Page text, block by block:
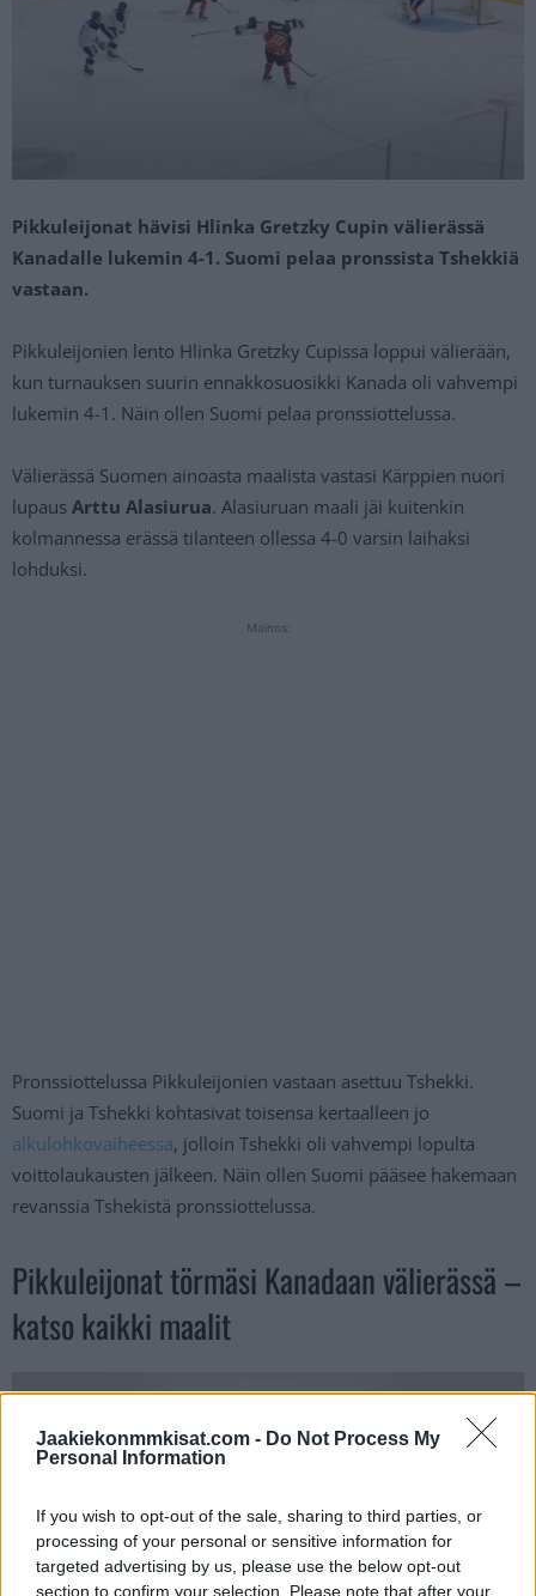
Jaakiekonmmkisat.com - Do Not Process My
Personal Information
If you wish to opt-out of the sale, sharing to third parties, or
processing of your personal or sensitive information for
targeted advertising by us, please use the below opt-out
section to confirm your selection. Please note that after your
Pikkuleijonat hävisi Hlinka Gretzky Cupin välierässä
Kanadalle lukemin 4-1. Suomi pelaa pronssista Tshekkiä
vastaan.
Pikkuleijonien lento Hlinka Gretzky Cupissa loppui välierään,
kun turnauksen suurin ennakkosuosikki Kanada oli vahvempi
lukemin 4-1. Näin ollen Suomi pelaa pronssiottelussa.
Välierässä Suomen ainoasta maalista vastasi Kärppien nuori
lupaus Arttu Alasiurua. Alasiuruan maali jäi kuitenkin
kolmannessa erässä tilanteen ollessa 4-0 varsin laihaksi
lohduksi.
Mainos:
Pronssiottelussa Pikkuleijonien vastaan asettuu Tshekki.
Suomi ja Tshekki kohtasivat toisensa kertaalleen jo
alkulohkovaiheessa, jolloin Tshekki oli vahvempi lopulta
voittolaukausten jälkeen. Näin ollen Suomi pääsee hakemaan
revanssia Tshekistä pronssiottelussa.
Pikkuleijonat törmäsi Kanadaan välierässä –
katso kaikki maalit